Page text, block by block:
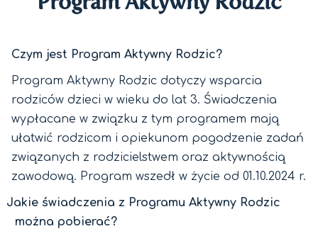
Czym jest Program Aktywny Rodzic?
Program Aktywny Rodzic dotyczy wsparcia
rodziców dzieci w wieku do lat 3. Świadczenia
wypłacane w związku z tym programem mają
ułatwić rodzicom i opiekunom pogodzenie zadań
związanych z rodzicielstwem oraz aktywnością
zawodową. Program wszedł w życie od 01.10.2024 r.
Jakie świadczenia z Programu Aktywny Rodzic
można pobierać?